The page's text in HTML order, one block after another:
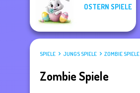
OSTERN SPIELE
SPIELE JUNGS SPIELE ZOMBIE SPIELE
Zombie Spiele